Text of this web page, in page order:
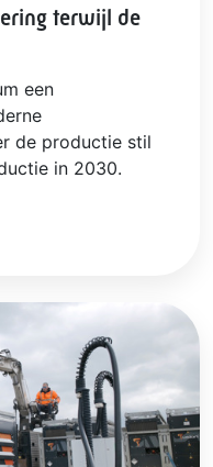
terwijl de
een
de productie stil
in 2030.